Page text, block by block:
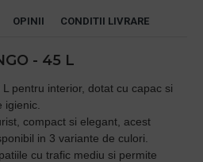
OPINII CONDITII LIVRARE
- 45 L
L pentru interior, dotat cu capac si
igienic.
compact si elegant, acest
in 3 variante de culori.
cu trafic mediu si permite